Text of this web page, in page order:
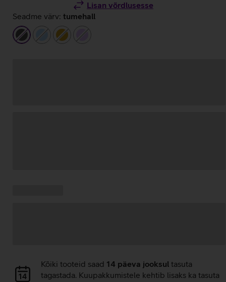
Lisan võrdlusesse
Seadme värv: tumehall
tumehallhelesininekuldnehelelilla
Andmete
laadimine
Kõiki tooteid saad 14 päeva jooksul tasuta
tagastada. Kuupakkumistele kehtib lisaks ka tasuta